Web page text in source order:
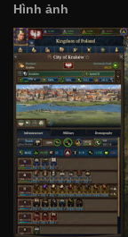
Hình ảnh